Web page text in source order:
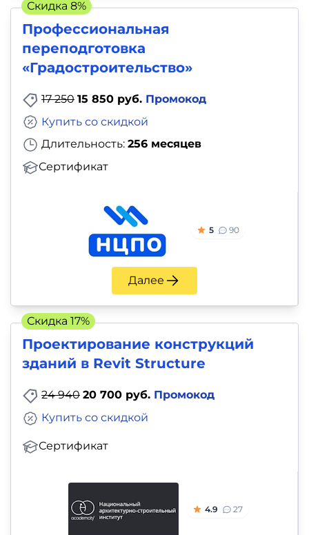
Профессиональная
переподготовка
«Градостроительство»
17 250 15 850 руб. Промокод
Длительность: 256 месяцев
Сертификат
Купить со скидкой
5 90
Далее
Скидка 8%
Проектирование конструкций
зданий в Revit Structure
24 940 20 700 руб. Промокод
Сертификат
Купить со скидкой
4.9 27
Скидка 17%